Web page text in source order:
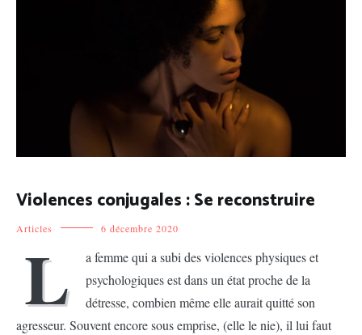
Violences conjugales : Se reconstruire
Articles 6 décembre 2020
L
a femme qui a subi des violences physiques et
psychologiques est dans un état proche de la
détresse, combien même elle aurait quitté son
agresseur. Souvent encore sous emprise, (elle le nie), il lui faut